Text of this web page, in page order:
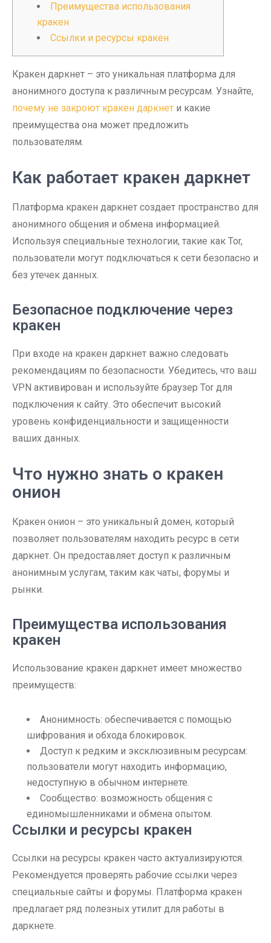
Преимущества использования
кракен
Ссылки и ресурсы кракен
Кракен даркнет – это уникальная платформа для
анонимного доступа к различным ресурсам. Узнайте,
почему не закроют кракен даркнет и какие
преимущества она может предложить
пользователям.
Как работает кракен даркнет
Платформа кракен даркнет создает пространство для
анонимного общения и обмена информацией.
Используя специальные технологии, такие как Tor,
пользователи могут подключаться к сети безопасно и
без утечек данных.
Безопасное подключение через
кракен
При входе на кракен даркнет важно следовать
рекомендациям по безопасности. Убедитесь, что ваш
VPN активирован и используйте браузер Tor для
подключения к сайту. Это обеспечит высокий
уровень конфиденциальности и защищенности
ваших данных.
Что нужно знать о кракен
онион
Кракен онион – это уникальный домен, который
позволяет пользователям находить ресурс в сети
даркнет. Он предоставляет доступ к различным
анонимным услугам, таким как чаты, форумы и
рынки.
Преимущества использования
кракен
Использование кракен даркнет имеет множество
преимуществ:
Анонимность: обеспечивается с помощью
шифрования и обхода блокировок.
Доступ к редким и эксклюзивным ресурсам:
пользователи могут находить информацию,
недоступную в обычном интернете.
Сообщество: возможность общения с
единомышленниками и обмена опытом.
Ссылки и ресурсы кракен
Ссылки на ресурсы кракен часто актуализируются.
Рекомендуется проверять рабочие ссылки через
специальные сайты и форумы. Платформа кракен
предлагает ряд полезных утилит для работы в
даркнете.